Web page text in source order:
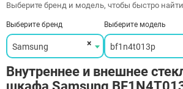
Выберите бренд и модель, чтобы быстро
Выберите бренд
×
Samsung
Выберите модель
bf1n4t013p
Внутреннее и внешнее